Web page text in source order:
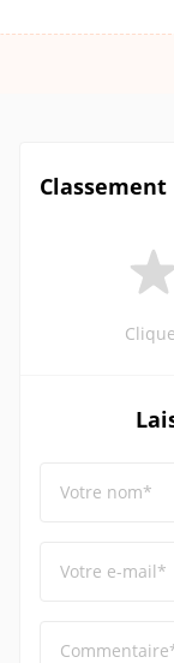
Classement
Votre nom*
Votre e-mail*